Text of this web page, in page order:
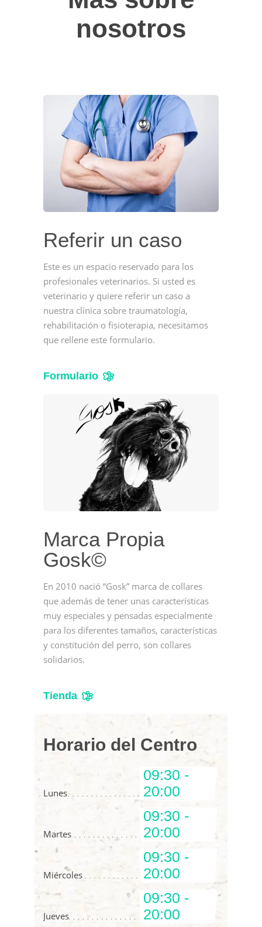
nosotros
Referir un caso
Este es un espacio reservado para los
profesionales veterinarios. Si usted es
veterinario y quiere referir un caso a
nuestra clínica sobre traumatología,
rehabilitación o fisioterapia, necesitamos
que rellene este formulario.
Formulario
Marca Propia
Gosk©
En 2010 nació “Gosk” marca de collares
que además de tener unas características
muy especiales y pensadas especialmente
para los diferentes tamaños, características
y constitución del perro, son collares
solidarios.
Tienda
Horario del Centro
Lunes
09:30 -
20:00
Martes
09:30 -
20:00
Miércoles
09:30 -
20:00
Jueves
09:30 -
20:00